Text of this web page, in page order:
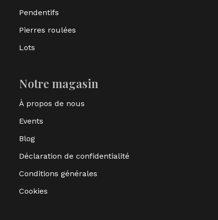
Pendentifs
Pierres roulées
Lots
Notre magasin
À propos de nous
Events
Blog
Déclaration de confidentialité
Conditions générales
Cookies